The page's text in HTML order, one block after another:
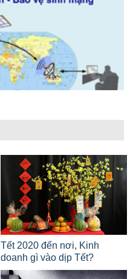
Tết 2020 đến nơi, Kinh
doanh gì vào dịp Tết?